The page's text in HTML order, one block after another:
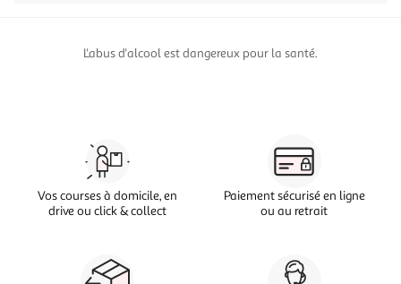
L'abus d'alcool est dangereux pour la santé.
Vos courses à domicile, en
drive ou click & collect
Paiement sécurisé en ligne
ou au retrait